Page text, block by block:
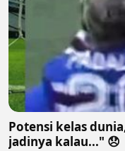
Potensi kelas
jadinya kalau..." 😞